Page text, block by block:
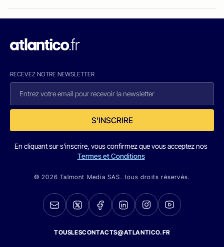
RECEVEZ NOTRE NEWSLETTER
S'INSCRIRE
En cliquant sur s'inscrire, vous confirmez que vous acceptez nos
Termes et Conditions
© 2026 Talmont Media SAS. tous droits réservés.
TOUSLESCONTACTS@ATLANTICO.FR